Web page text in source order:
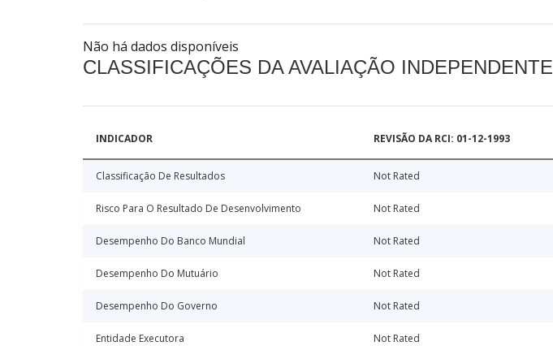
Não há dados disponíveis
CLASSIFICAÇÕES DA AVALIAÇÃO INDEPENDENTE
INDICADOR REVISÃO DA RCI: 01-12-1993
Classificação De Resultados Not Rated
Risco Para O Resultado De Desenvolvimento Not Rated
Desempenho Do Banco Mundial Not Rated
Desempenho Do Mutuário Not Rated
Desempenho Do Governo Not Rated
Entidade Executora Not Rated